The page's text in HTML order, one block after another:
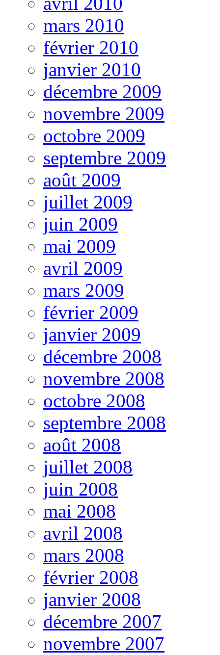
mars 2010
février 2010
janvier 2010
décembre 2009
novembre 2009
octobre 2009
septembre 2009
août 2009
juillet 2009
juin 2009
mai 2009
avril 2009
mars 2009
février 2009
janvier 2009
décembre 2008
novembre 2008
octobre 2008
septembre 2008
août 2008
juillet 2008
juin 2008
mai 2008
avril 2008
mars 2008
février 2008
janvier 2008
décembre 2007
novembre 2007